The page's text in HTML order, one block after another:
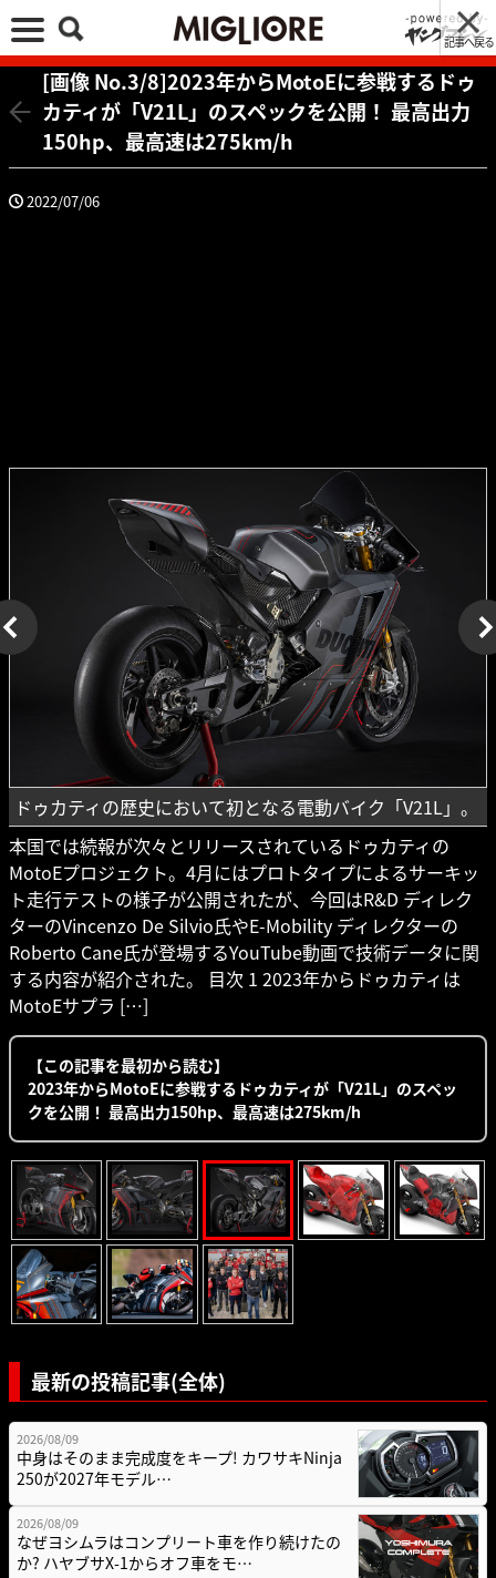
記事へ戻る
[画像 No.3/8]2023年からMotoEに参戦するドゥ
カティが「V21L」のスペックを公開！ 最高出力
150hp、最高速は275km/h
2022/07/06
ドゥカティの歴史において初となる電動バイク「V21L」。
本国では続報が次々とリリースされているドゥカティの
MotoEプロジェクト。4月にはプロトタイプによるサーキッ
ト走行テストの様子が公開されたが、今回はR&D ディレク
ターのVincenzo De Silvio氏やE-Mobility ディレクターの
Roberto Cane氏が登場するYouTube動画で技術データに関
する内容が紹介された。 目次 1 2023年からドゥカティは
MotoEサプラ […]
【この記事を最初から読む】
2023年からMotoEに参戦するドゥカティが「V21L」のスペッ
クを公開！ 最高出力150hp、最高速は275km/h
最新の投稿記事(全体)
2026/08/09
中身はそのまま完成度をキープ! カワサキNinja
250が2027年モデル…
2026/08/09
なぜヨシムラはコンプリート車を作り続けたの
か? ハヤブサX-1からオフ車をモ…